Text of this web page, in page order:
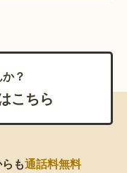
？
こちら
も通話料無料